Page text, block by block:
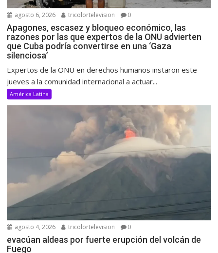
agosto 6, 2026 tricolortelevision 0
Apagones, escasez y bloqueo económico, las
razones por las que expertos de la ONU advierten
que Cuba podría convertirse en una ‘Gaza
silenciosa’
Expertos de la ONU en derechos humanos instaron este
jueves a la comunidad internacional a actuar...
América Latina
agosto 4, 2026 tricolortelevision 0
evacúan aldeas por fuerte erupción del volcán de
Fuego